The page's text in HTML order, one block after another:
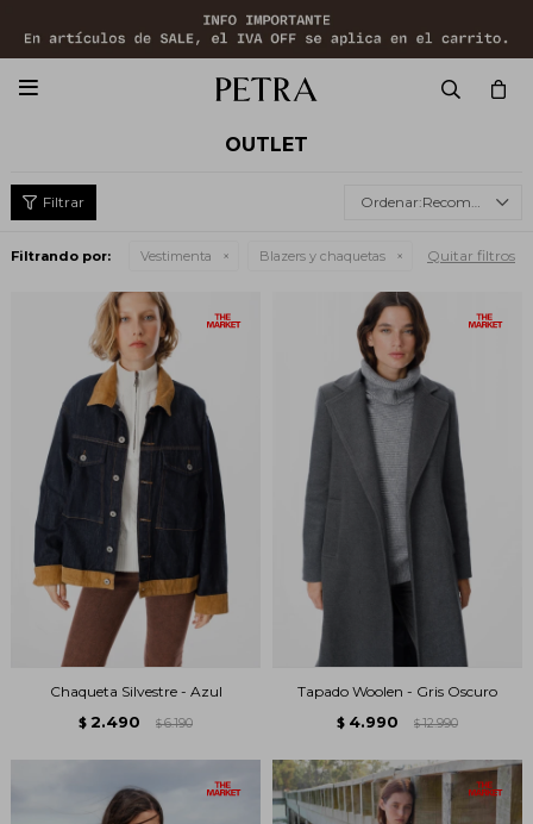

OUTLET
Recomendados
Filtrando por: Vestimenta Blazers y chaquetas Quitar filtros
Chaqueta Silvestre - Azul
$ 2.490 $ 6.190
Tapado Woolen - Gris Oscuro
$ 4.990 $ 12.990